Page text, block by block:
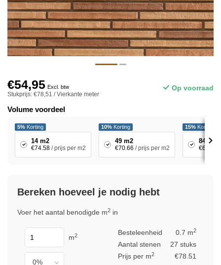
€54,95 Excl. btw
Stukprijs: €78,51 / Vierkante meter
Op voorraad
Volume voordeel
5% Korting
14 m2
€74.58 / prijs per m2
10% Korting
49 m2
€70.66 / prijs per m2
15% Korting
84 m2
€66.73
Bereken hoeveel je nodig hebt
Voer het aantal benodigde m2 in
m2 Besteleenheid 0.7 m2
Aantal stenen
27 stuks
Prijs per m2 €78.51